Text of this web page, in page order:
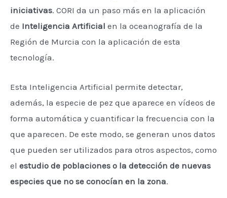
iniciativas. CORI da un paso más en la aplicación
de Inteligencia Artificial en la oceanografía de la
Región de Murcia con la aplicación de esta
tecnología.
Esta Inteligencia Artificial permite detectar,
además, la especie de pez que aparece en vídeos de
forma automática y cuantificar la frecuencia con la
que aparecen. De este modo, se generan unos datos
que pueden ser utilizados para otros aspectos, como
el estudio de poblaciones o la detección de nuevas
especies que no se conocían en la zona.